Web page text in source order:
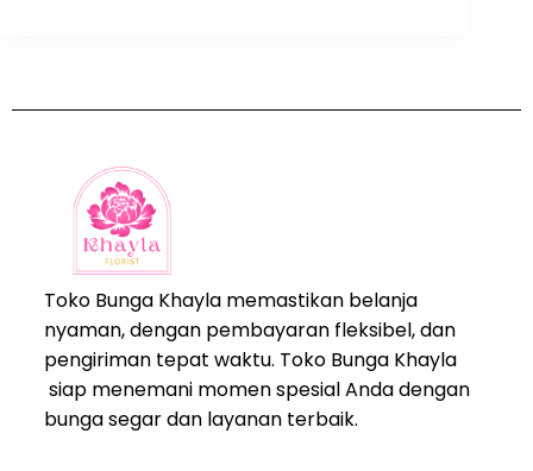
Toko Bunga Khayla memastikan belanja
nyaman, dengan pembayaran fleksibel, dan
pengiriman tepat waktu. Toko Bunga Khayla
siap menemani momen spesial Anda dengan
bunga segar dan layanan terbaik.